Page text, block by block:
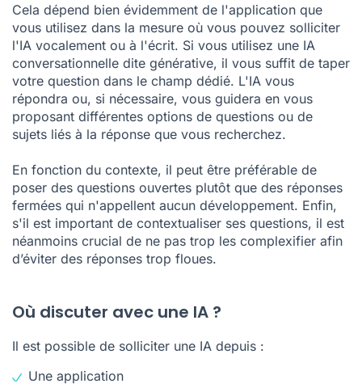
Cela dépend bien évidemment de l'application que
vous utilisez dans la mesure où vous pouvez solliciter
l'IA vocalement ou à l'écrit. Si vous utilisez une IA
conversationnelle dite générative, il vous suffit de taper
votre question dans le champ dédié. L'IA vous
répondra ou, si nécessaire, vous guidera en vous
proposant différentes options de questions ou de
sujets liés à la réponse que vous recherchez.
En fonction du contexte, il peut être préférable de
poser des questions ouvertes plutôt que des réponses
fermées qui n'appellent aucun développement. Enfin,
s'il est important de contextualiser ses questions, il est
néanmoins crucial de ne pas trop les complexifier afin
d’éviter des réponses trop floues.
Où discuter avec une IA ?
Il est possible de solliciter une IA depuis :
Une application